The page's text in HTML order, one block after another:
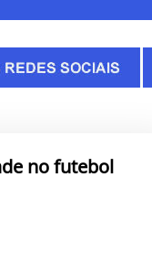
no futebol